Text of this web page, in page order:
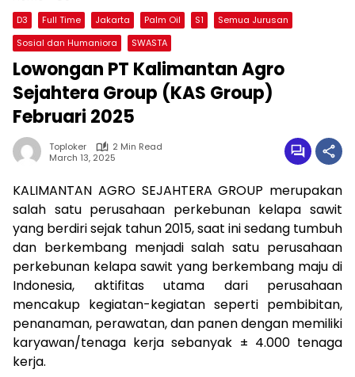
D3 Full Time Jakarta Palm Oil S1
Semua Jurusan
Sosial dan Humaniora
SWASTA
Lowongan PT Kalimantan Agro
Sejahtera Group (KAS Group)
Februari 2025
Toploker
2 Min Read
March 13, 2025
KALIMANTAN AGRO SEJAHTERA GROUP merupakan
salah satu perusahaan perkebunan kelapa sawit
yang berdiri sejak tahun 2015, saat ini sedang tumbuh
dan berkembang menjadi salah satu perusahaan
perkebunan kelapa sawit yang berkembang maju di
Indonesia, aktifitas utama dari perusahaan
mencakup kegiatan-kegiatan seperti pembibitan,
penanaman, perawatan, dan panen dengan memiliki
karyawan/tenaga kerja sebanyak ± 4.000 tenaga
kerja.